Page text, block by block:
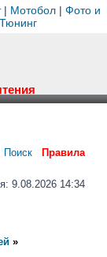
| Мотобол | Фото и
Тюнинг
Поиск Правила
9.08.2026 14:34
»